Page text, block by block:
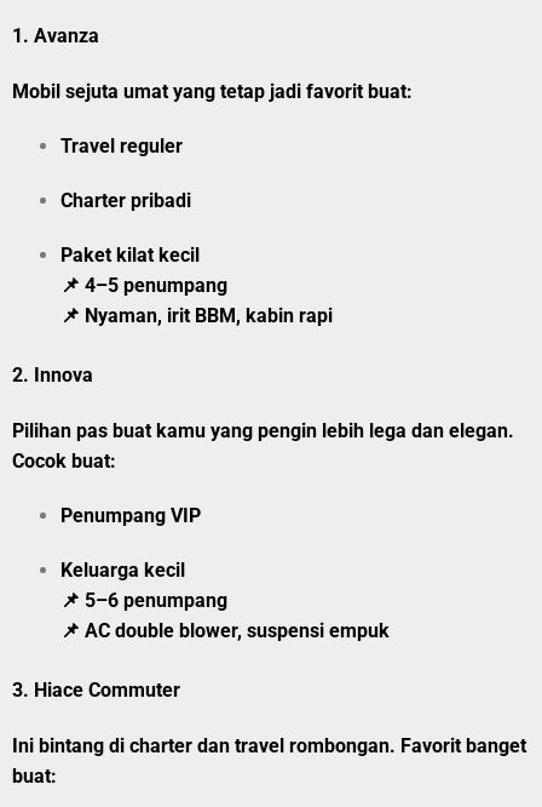
1. Avanza
Mobil sejuta umat yang tetap jadi favorit buat:
Travel reguler
Charter pribadi
Paket kilat kecil
📌 4–5 penumpang
📌 Nyaman, irit BBM, kabin rapi
2. Innova
Pilihan pas buat kamu yang pengin lebih lega dan elegan.
Cocok buat:
Penumpang VIP
Keluarga kecil
📌 5–6 penumpang
📌 AC double blower, suspensi empuk
3. Hiace Commuter
Ini bintang di charter dan travel rombongan. Favorit banget
buat: